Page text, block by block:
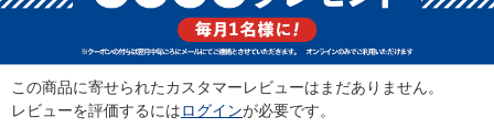
この商品に寄せられたカスタマーレビューはまだありません。
レビューを評価するにはログインが必要です。